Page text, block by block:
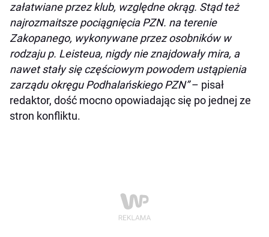
załatwiane przez klub, względne okrąg. Stąd też
najrozmaitsze pociągnięcia PZN. na terenie
Zakopanego, wykonywane przez osobników w
rodzaju p. Leisteua, nigdy nie znajdowały mira, a
nawet stały się częściowym powodem ustąpienia
zarządu okręgu Podhalańskiego PZN”– pisał
redaktor, dość mocno opowiadając się po jednej ze
stron konfliktu.